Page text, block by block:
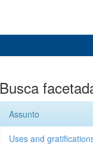
Busca
Assunto
Uses and